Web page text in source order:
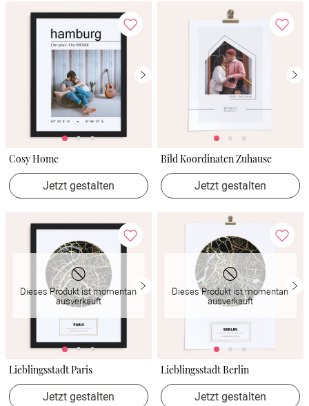
Cosy Home
Jetzt gestalten
Bild Koordinaten Zuhause
Jetzt gestalten
Dieses Produkt ist momentan
ausverkauft
Lieblingsstadt Paris
Jetzt gestalten
Dieses Produkt ist momentan
ausverkauft
Lieblingsstadt Berlin
Jetzt gestalten